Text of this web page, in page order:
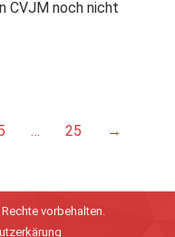
CVJM noch nicht
… 25 →
vorbehalten.